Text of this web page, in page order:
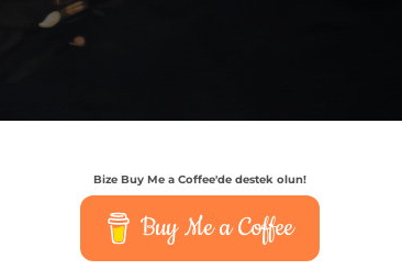
Bize Buy Me a Coffee'de destek olun!
Buy Me a Coffee